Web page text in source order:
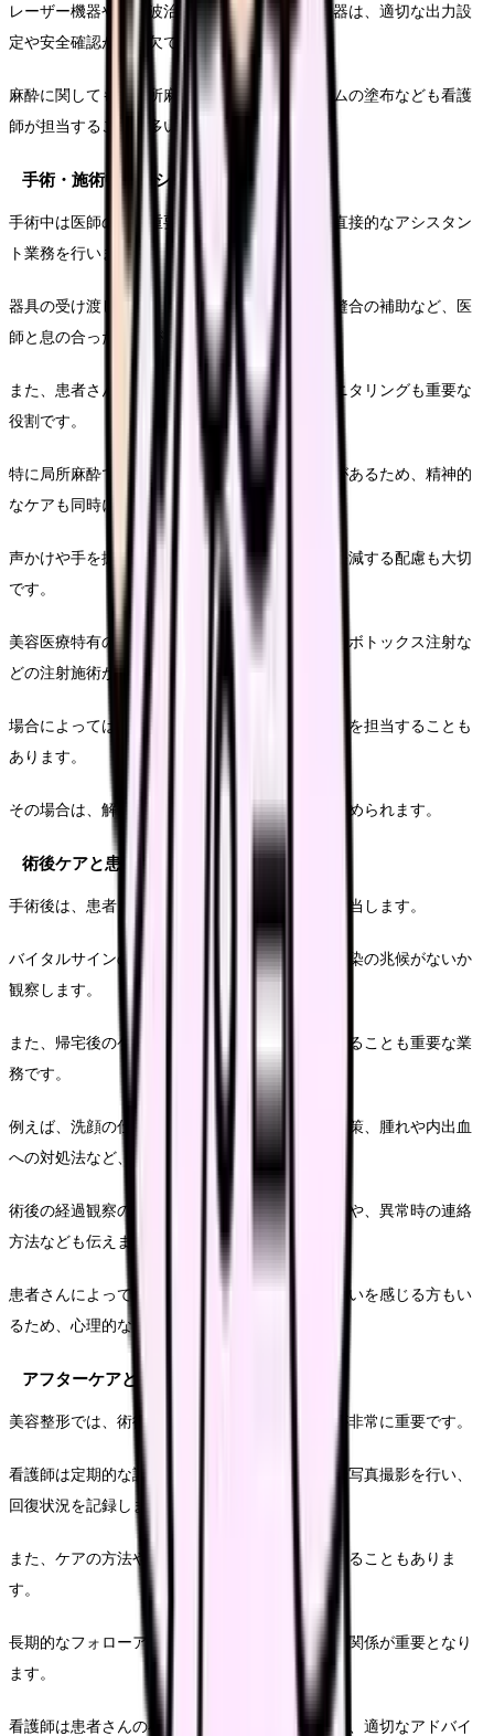
レーザー機器や高周波治療器などの美容医療機器は、適切な出力設
定や安全確認が不可欠です。
麻酔に関しても、局所麻酔の準備や麻酔クリームの塗布なども看護
師が担当することが多いです。
手術・施術中のアシスタント業務
手術中は医師の最も重要なパートナーとして、直接的なアシスタン
ト業務を行います。
器具の受け渡しや吸引、出血のコントロール、縫合の補助など、医
師と息の合った連携が求められます。
また、患者さんのバイタルサインの継続的なモニタリングも重要な
役割です。
特に局所麻酔での手術の場合、患者さんは意識があるため、精神的
なケアも同時に行う必要があります。
声かけや手を握るなどして、患者さんの不安を軽減する配慮も大切
です。
美容医療特有の施術として、ヒアルロン酸注入やボトックス注射な
どの注射施術があります。
場合によっては、看護師自身が施術者として注射を担当することも
あります。
その場合は、解剖学的知識や注射技術の高さが求められます。
術後ケアと患者指導
手術後は、患者さんのリカバリー室での管理を担当します。
バイタルサインのチェックや疼痛管理、出血や感染の兆候がないか
観察します。
また、帰宅後のケア方法や注意点を丁寧に説明することも重要な業
務です。
例えば、洗顔の仕方や化粧の再開時期、日焼け対策、腫れや内出血
への対処法など、具体的な指導を行います。
術後の経過観察のための来院スケジュールの説明や、異常時の連絡
方法なども伝えます。
患者さんによっては、術後の見た目の変化に戸惑いを感じる方もい
るため、心理的なサポートも必要です。
アフターケアと長期フォローアップ
美容整形では、術後の経過観察やアフターケアが非常に重要です。
看護師は定期的な診察時に創部の状態チェックや写真撮影を行い、
回復状況を記録します。
また、ケアの方法や生活上の注意点を再度指導することもありま
す。
長期的なフォローアップでは、患者さんとの信頼関係が重要となり
ます。
看護師は患者さんの小さな変化や不安にも気づき、適切なアドバイ